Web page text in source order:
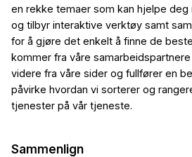
en rekke temaer som kan hjelpe deg
og tilbyr interaktive verktøy samt
for å gjøre det enkelt å finne de
kommer fra våre
videre fra våre sider og fullfører en
påvirke hvordan vi sorterer og
tjenester på vår tjeneste.
Sammenlign